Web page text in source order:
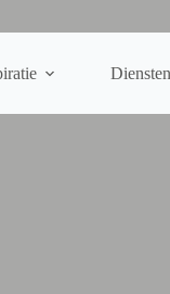
Diensten